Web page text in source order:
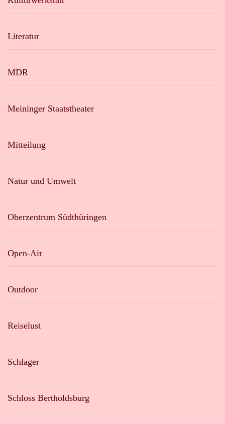
Literatur
MDR
Meininger Staatstheater
Mitteilung
Natur und Umwelt
Oberzentrum Südthüringen
Open-Air
Outdoor
Reiselust
Schlager
Schloss Bertholdsburg